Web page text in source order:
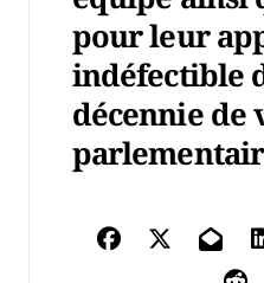
pour leur
indéfectible
décennie de